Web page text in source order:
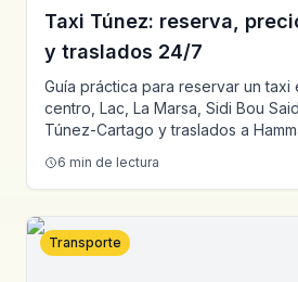
Taxi Túnez: reserva,
y traslados 24/7
Guía práctica para reservar un taxi
centro, Lac, La Marsa, Sidi Bou
Túnez-Cartago y traslados a
6 min de lectura
Transporte